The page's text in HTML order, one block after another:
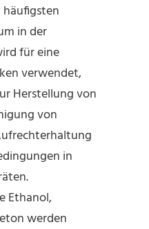
häufigsten
in der
für eine
verwendet,
Herstellung von
von
in
Ethanol,
werden